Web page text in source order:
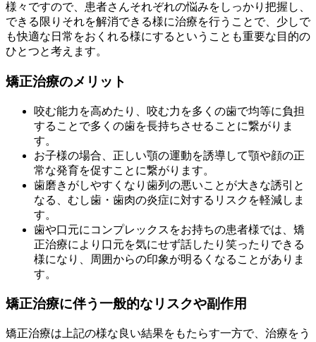
様々ですので、患者さんそれぞれの悩みをしっかり把握し、
できる限りそれを解消できる様に治療を行うことで、少しで
も快適な日常をおくれる様にするということも重要な目的の
ひとつと考えます。
矯正治療のメリット
咬む能力を高めたり、咬む力を多くの歯で均等に負担
することで多くの歯を長持ちさせることに繋がりま
す。
お子様の場合、正しい顎の運動を誘導して顎や顔の正
常な発育を促すことに繋がります。
歯磨きがしやすくなり歯列の悪いことが大きな誘引と
なる、むし歯・歯肉の炎症に対するリスクを軽減しま
す。
歯や口元にコンプレックスをお持ちの患者様では、矯
正治療により口元を気にせず話したり笑ったりできる
様になり、周囲からの印象が明るくなることがありま
す。
矯正治療に伴う一般的なリスクや副作用
矯正治療は上記の様な良い結果をもたらす一方で、治療をう